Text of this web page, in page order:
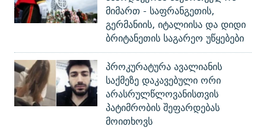
მიმართ - საფრანგეთის,
გერმანიის, იტალიისა და დიდი
ბრიტანეთის საგარეო უწყებები
პროკურატურა ავალიანის
საქმეზე დაკავებული ორი
არასრულწლოვანისთვის
პატიმრობის შეფარდებას
მოითხოვს